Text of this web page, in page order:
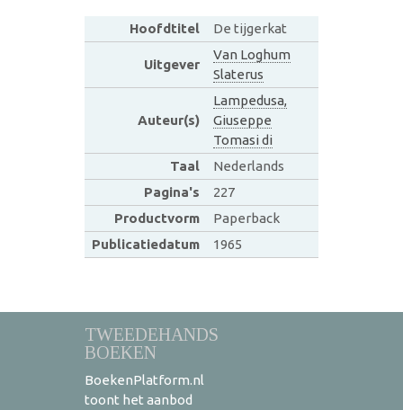
Hoofdtitel De tijgerkat
Uitgever
Van Loghum
Slaterus
Auteur(s)
Lampedusa,
Giuseppe
Tomasi di
Taal
Nederlands
Pagina's
227
Productvorm
Paperback
Publicatiedatum
1965
TWEEDEHANDS
BOEKEN
BoekenPlatform.nl
toont het aanbod